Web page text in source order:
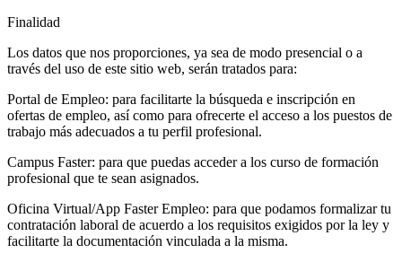
Finalidad
Los datos que nos proporciones, ya sea de modo presencial o a
través del uso de este sitio web, serán tratados para:
Portal de Empleo: para facilitarte la búsqueda e inscripción en
ofertas de empleo, así como para ofrecerte el acceso a los puestos de
trabajo más adecuados a tu perfil profesional.
Campus Faster: para que puedas acceder a los curso de formación
profesional que te sean asignados.
Oficina Virtual/App Faster Empleo: para que podamos formalizar tu
contratación laboral de acuerdo a los requisitos exigidos por la ley y
facilitarte la documentación vinculada a la misma.